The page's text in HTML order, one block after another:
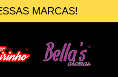
MARCAS!